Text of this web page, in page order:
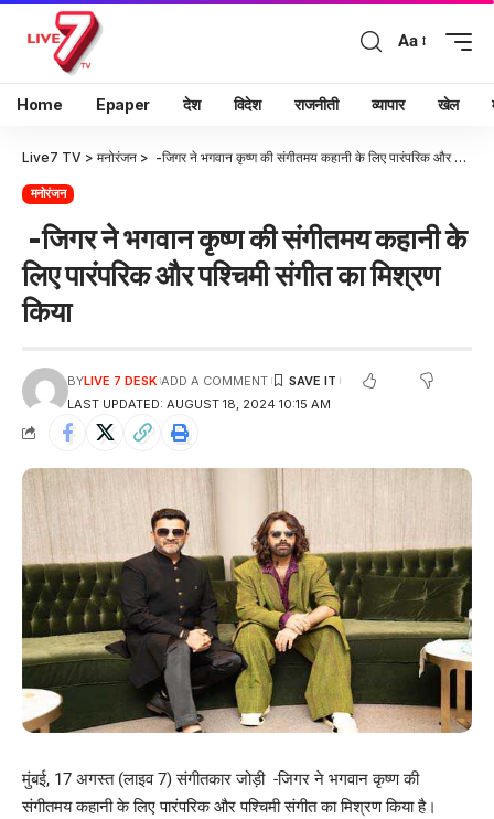
Aa
Home Epaper देश विदेश राजनीती व्यापार खेल
Live7 TV > मनोरंजन > -जिगर ने भगवान कृष्ण की संगीतमय कहानी के लिए पारंपरिक और पश्चिमी संगीत का मिश्रण किया
मनोरंजन
-जिगर ने भगवान कृष्ण की संगीतमय कहानी के
लिए पारंपरिक और पश्चिमी संगीत का मिश्रण
किया
LAST UPDATED: AUGUST 18, 2024 10:15 AM
BYLIVE 7 DESK ADD A COMMENT
मुंबई, 17 अगस्त (लाइव 7) संगीतकार जोड़ी -जिगर ने भगवान कृष्ण की
संगीतमय कहानी के लिए पारंपरिक और पश्चिमी संगीत का मिश्रण किया है।